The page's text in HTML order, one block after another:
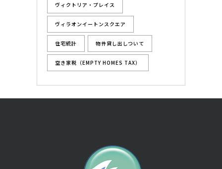
ヴィクトリア・プレイス
ヴィラオンイートンスクエア
住宅統計 物件貸し出しついて
空き家税（EMPTY HOMES TAX）